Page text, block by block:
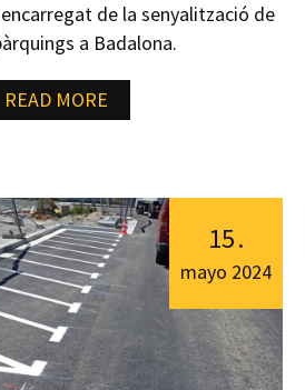
de la senyalització de
a Badalona.
READ MORE
15.
mayo 2024